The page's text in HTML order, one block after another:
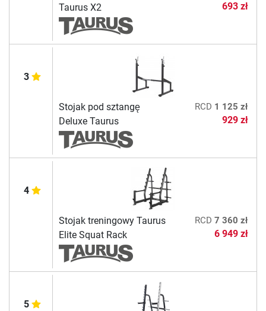
Taurus X2
693 zł
3
Stojak pod sztangę
Deluxe Taurus
RCD 1 125 zł
929 zł
4
Stojak treningowy Taurus
Elite Squat Rack
RCD 7 360 zł
6 949 zł
5